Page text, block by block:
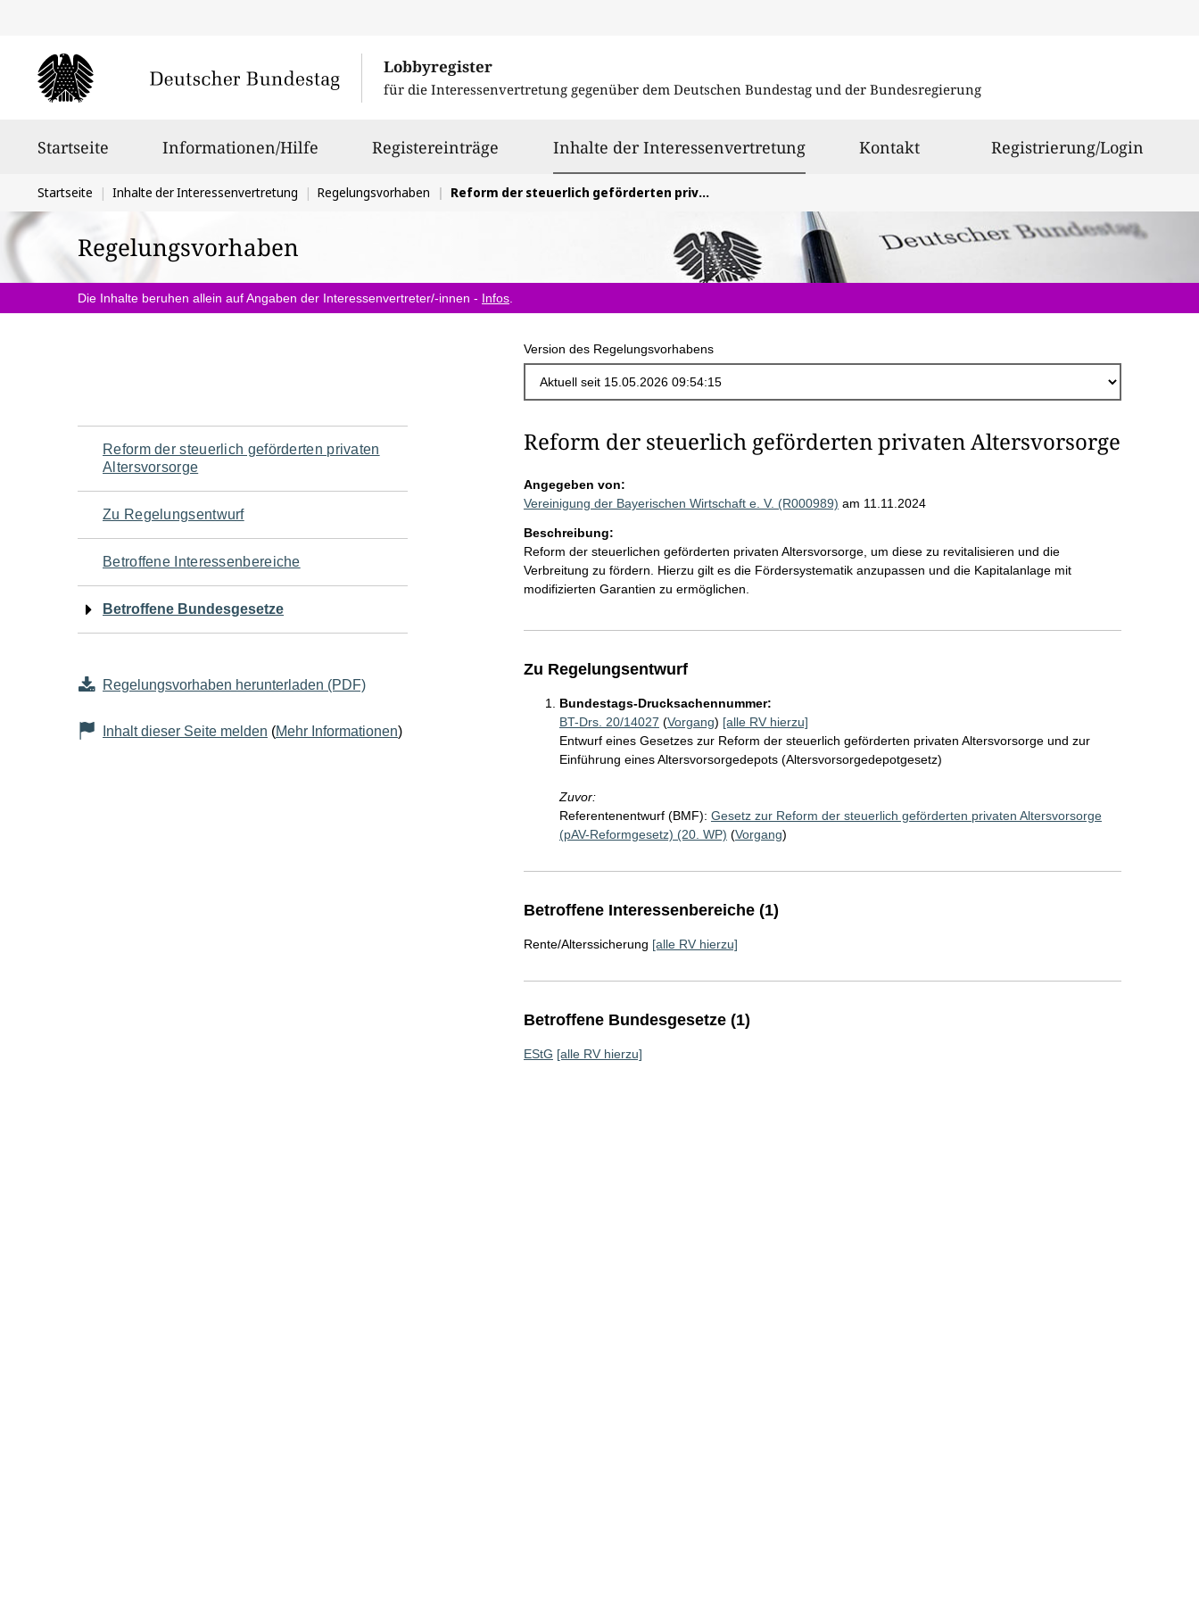
Lobbyregister
für die Interessenvertretung gegenüber dem Deutschen Bundestag und der Bundesregierung
Startseite Informationen/Hilfe Registereinträge Inhalte der Interessenvertretungausgewählt
Kontakt Registrierung/Login
Sie
befinden
sich
hier:
Startseite Inhalte der Interessenvertretung Regelungsvorhaben Reform der steuerlich geförderten privaten Altersvorsorge
Regelungsvorhaben
Die Inhalte beruhen allein auf Angaben der Interessenvertreter/-innen - Infos
Version des Regelungsvorhabens
Navigation
für
den
Seiteninhalt
Reform der steuerlich geförderten privaten
Altersvorsorge
Zu Regelungsentwurf
Betroffene Interessenbereiche
Betroffene Bundesgesetze
Regelungsvorhaben herunterladen (PDF)
Inhalt dieser Seite melden (Mehr Informationen)
Reform der steuerlich geförderten privaten Altersvorsorge
Angegeben von:
Vereinigung der Bayerischen Wirtschaft e. V. (R000989) am 11.11.2024
Beschreibung:
Reform der steuerlichen geförderten privaten Altersvorsorge, um diese zu revitalisieren und die
Verbreitung zu fördern. Hierzu gilt es die Fördersystematik anzupassen und die Kapitalanlage mit
modifizierten Garantien zu ermöglichen.
Zu Regelungsentwurf
Bundestags-Drucksachennummer:
BT-Drs. 20/14027 (Vorgang) [alle RV hierzu]
Entwurf eines Gesetzes zur Reform der steuerlich geförderten privaten Altersvorsorge und zur
Einführung eines Altersvorsorgedepots (Altersvorsorgedepotgesetz)
Zuvor:
Referentenentwurf (BMF): Gesetz zur Reform der steuerlich geförderten privaten Altersvorsorge
(pAV-Reformgesetz) (20. WP) (Vorgang)
Betroffene Interessenbereiche (1)
Rente/Alterssicherung [alle RV hierzu]
Betroffene Bundesgesetze (1)
EStG [alle RV hierzu]